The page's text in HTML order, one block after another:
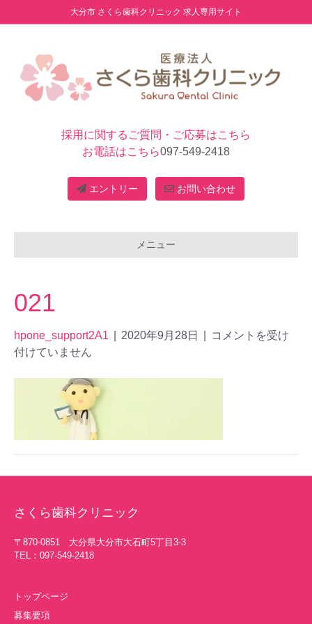
大分市 さくら歯科クリニック 求人専用サイト
採用に関するご質問・ご応募はこちら
お電話はこちら097-549-2418
エントリー お問い合わせ
メニュー
021
hpone_support2A1 2020年9月28日
コメントを受け
付けていません
さくら歯科クリニック
〒870-0851 大分県大分市大石町5丁目3-3
TEL：097-549-2418
トップページ
募集要項